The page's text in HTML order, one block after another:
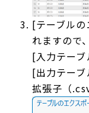
[テーブル
れますので
[入力テー
[出力テー
拡張子（.csv